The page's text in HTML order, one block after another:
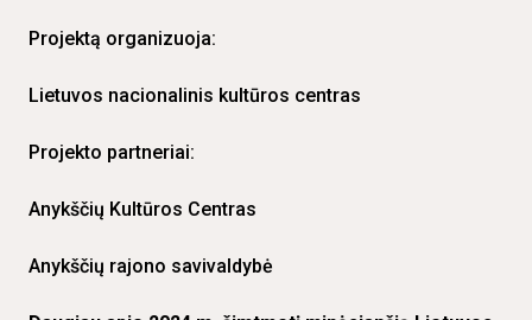
Projektą organizuoja:
Lietuvos nacionalinis kultūros centras
Projekto partneriai:
Anykščių Kultūros Centras
Anykščių rajono savivaldybė